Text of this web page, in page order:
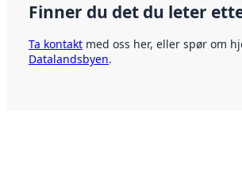
Finner du det du leter
Ta kontakt med oss her, eller spør om
Datalandsbyen.